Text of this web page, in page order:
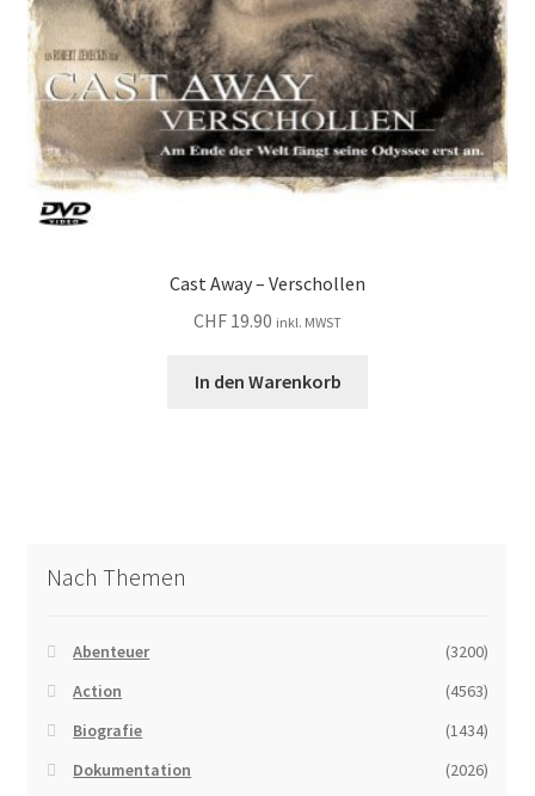
Cast Away – Verschollen
CHF 19.90 inkl. MWST
In den Warenkorb
Nach Themen
Abenteuer
(3200)
Action
(4563)
Biografie
(1434)
Dokumentation
(2026)